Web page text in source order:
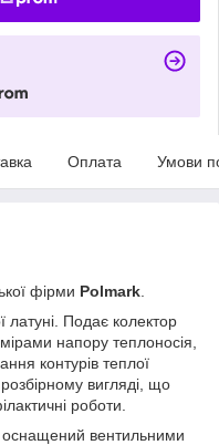
Оплата Умови
фірми Polmark
латуні. Подає колектор
напору теплоносія,
контурів теплої
розбірному вигляді, що
роботи.
оснащений вентильними